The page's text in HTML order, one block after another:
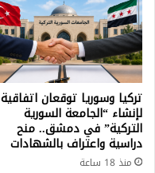
تركيا وسوريا توقعان اتفاقية
لإنشاء “الجامعة السورية
التركية” في دمشق.. منح
دراسية واعتراف بالشهادات
منذ 18 ساعة